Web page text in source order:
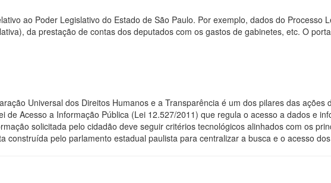
ao Poder Legislativo do Estado de São Paulo. Por exemplo, dados do Processo
da prestação de contas dos deputados com os gastos de gabinetes, etc. O
Universal dos Direitos Humanos e a Transparência é um dos pilares das ações
Acesso a Informação Pública (Lei 12.527/2011) que regula o acesso a dados e
solicitada pelo cidadão deve seguir critérios tecnológicos alinhados com os
construída pelo parlamento estadual paulista para centralizar a busca e o acesso